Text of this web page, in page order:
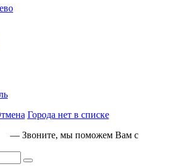
Города нет в списке
— Звоните, мы поможем Вам с